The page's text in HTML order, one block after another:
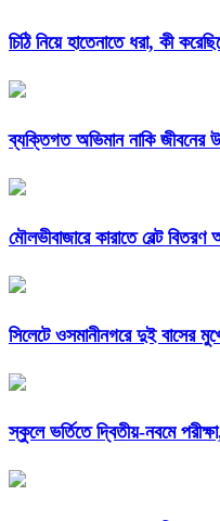
চিঠি নিয়ে হাতেনাতে ধরা, কী
ব্যক্তিগত অভিমান নাকি জীবনের
মৌলভীবাজারে কারাতে বেল্ট বিতরণ
সিলেটে ওসমানীনগরে দুই বাসের
স্কুলে ভর্তিতে দ্বিতীয়-নবমে